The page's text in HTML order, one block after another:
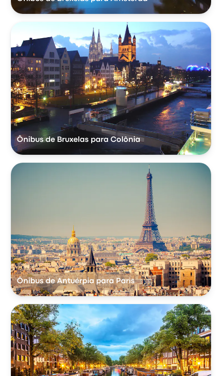
Ônibus de Bruxelas para Colônia
Ônibus de Antuérpia para Paris